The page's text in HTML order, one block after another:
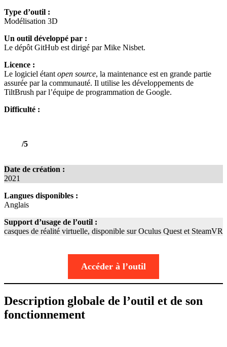
Type d’outil :
Modélisation 3D
Un outil développé par :
Le dépôt GitHub est dirigé par Mike Nisbet.
Licence :
Le logiciel étantopen source, la maintenance est en grande partie
assurée par la communauté. Il utilise les développements de
TiltBrush par l’équipe de programmation de Google.
Difficulté :
/5
Date de création :
2021
Langues disponibles :
Anglais
Support d’usage de l’outil :
casques de réalité virtuelle, disponible sur Oculus Quest et SteamVR
Accéder à l’outil
Description globale de l’outil et de son
fonctionnement